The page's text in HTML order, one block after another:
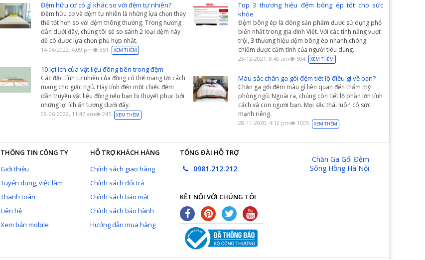
Đệm hữu cơ có gì khác so với đệm tự nhiên?
Đệm hữu cơ và đệm tự nhiên là những lựa chọn thay
thế tốt hơn so với đệm thông thường. Trong hướng
dẫn dưới đây, chúng tôi sẽ so sánh 2 loại đệm này
để có được lựa chọn phù hợp nhất.
14-06-2022, 4:09 pm 351 XEM THÊM
10 lợi ích của vật liệu đồng bên trong đệm
Các đặc tính tự nhiên của đồng có thể mang tới cách
mạng cho giấc ngủ. Hãy tính đến một chiếc đệm
dẫn truyền vật liệu đồng nếu bạn bị thuyết phục bởi
những lợi ích ấn tượng dưới đây.
09-06-2022, 11:47 am 245 XEM THÊM
Top 3 thương hiệu đệm bông ép tốt cho sức
khỏe
Đệm bông ép là dòng sản phẩm được sử dụng phổ
biến nhất trong gia đình Việt. Với các tính năng vượt
trội, 3 thương hiệu đệm bông ép nhanh chóng
chiếm được cảm tình của người tiêu dùng.
23-12-2021, 8:40 am 504 XEM THÊM
Màu sắc chăn ga gối đệm tiết lộ điều gì về bạn?
Chăn ga gối đệm màu gì liên quan đến thẩm mỹ
phòng ngủ. Ngoài ra, chúng còn tiết lộ phần lớn tính
cách và con người bạn. Mọi sắc thái luôn có sức
mạnh riêng.
28-11-2020, 4:12 pm 1005 XEM THÊM
THÔNG TIN CÔNG TY
Giới thiệu
Tuyển dụng, việc làm
Thanh toán
Liên hệ
Xem bản mobile
HỖ TRỢ KHÁCH HÀNG
Chính sách giao hàng
Chính sách đổi trả
Chính sách bảo mật
Chính sách bảo hành
Hướng dẫn mua hàng
TỔNG ĐÀI HỖ TRỢ
0981.212.212
KẾT NỐI VỚI CHÚNG TÔI
Chăn Ga Gối Đệm
Sông Hồng Hà Nội